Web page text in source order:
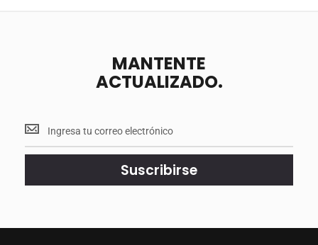
MANTENTE
ACTUALIZADO.
Mantente
<br>
actualizado.
Suscribirse